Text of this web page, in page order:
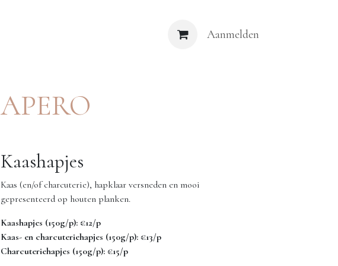
Blog Aanmelden
APERO
Kaashapjes
Kaas (en/of charcuterie), hapklaar versneden en mooi
gepresenteerd op houten planken.
Kaashapjes (150g/p): €12/p
Kaas- en charcuteriehapjes (150g/p): €13/p
Charcuteriehapjes (150g/p): €15/p